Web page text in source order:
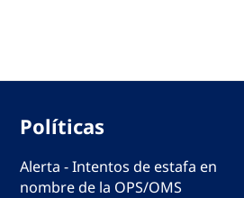
Políticas
Alerta - Intentos de estafa en
nombre de la OPS/OMS